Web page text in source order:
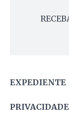
EXPEDIENTE
PRIVACIDADE